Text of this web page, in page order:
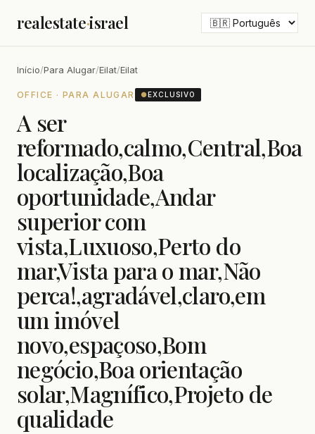
realestate·israel
Início/Para Alugar/Eilat/Eilat
OFFICE · PARA ALUGAR ●EXCLUSIVO
A ser
reformado,calmo,Central,Boa
localização,Boa
oportunidade,Andar
superior com
vista,Luxuoso,Perto do
mar,Vista para o mar,Não
perca!,agradável,claro,em
um imóvel
novo,espaçoso,Bom
negócio,Boa orientação
solar,Magnífico,Projeto de
qualidade